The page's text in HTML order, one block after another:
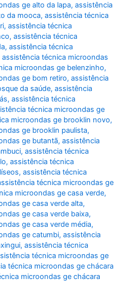
ge alto da lapa,assistência
da mooca,assistência técnica
,assistência técnica
,assistência técnica
,assistência técnica
assistência técnica microondas
microondas ge belenzinho,
ge bom retiro,assistência
da saúde,assistência
,assistência técnica
técnica microondas ge
microondas ge brooklin novo,
ge brooklin paulista,
ge butantã,assistência
,assistência técnica
,assistência técnica
,assistência técnica
técnica microondas ge
microondas ge casa verde,
ge casa verde alta,
ge casa verde baixa,
ge casa verde média,
ge catumbi,assistência
,assistência técnica
técnica microondas ge
técnica microondas ge chácara
microondas ge chácara